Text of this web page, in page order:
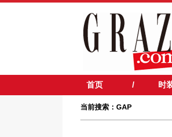
首页 / 时
当前搜索：​GAP